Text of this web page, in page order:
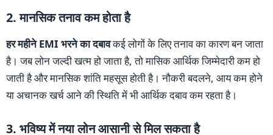
2. मानसिक तनाव कम होता है
हर महीने EMI भरने का दबावकई लोगों के लिए तनाव का कारण बन जाता
है। जब लोन जल्दी खत्म हो जाता है, तो मासिक आर्थिक जिम्मेदारी कम हो
जाती है और मानसिक शांति महसूस होती है। नौकरी बदलने, आय कम होने
या अचानक खर्च आने की स्थिति में भी आर्थिक दबाव कम रहता है।
3. भविष्य में नया लोन आसानी से मिल सकता है